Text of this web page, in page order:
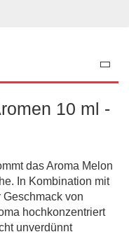
10 ml -
das Aroma Melon
In Kombination mit
Geschmack von
hochkonzentriert
unverdünnt